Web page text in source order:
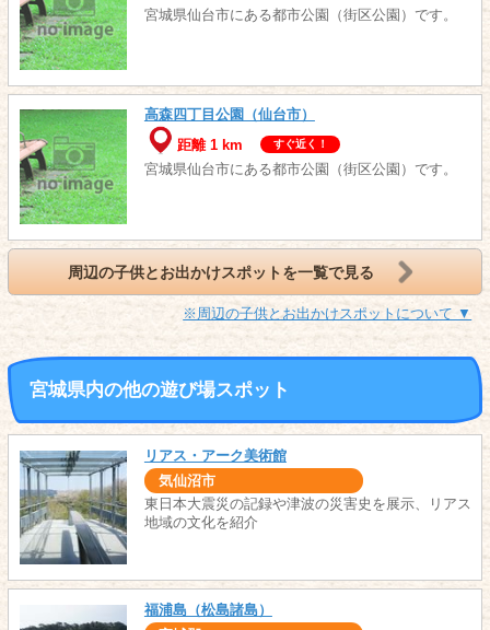
宮城県仙台市にある都市公園（街区公園）です。
高森四丁目公園（仙台市）
距離 1 km
すぐ近く！
宮城県仙台市にある都市公園（街区公園）です。
周辺の子供とお出かけスポットを一覧で見る
※周辺の子供とお出かけスポットについて ▼
宮城県内の他の遊び場スポット
リアス・アーク美術館
気仙沼市
東日本大震災の記録や津波の災害史を展示、リアス
地域の文化を紹介
福浦島（松島諸島）